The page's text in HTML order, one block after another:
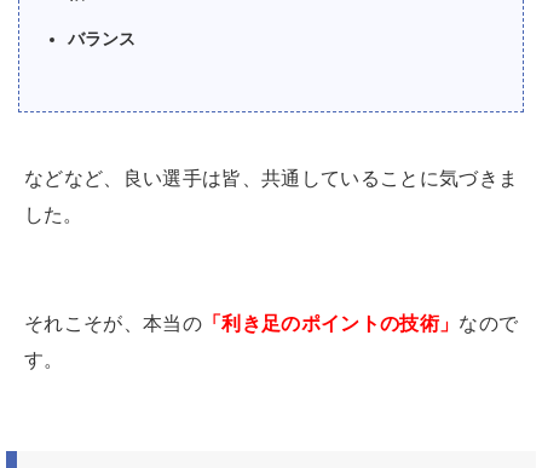
バランス
などなど、良い選手は皆、共通していることに気づきま
した。
それこそが、本当の 「利き足のポイントの技術」 なので
す。